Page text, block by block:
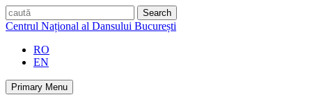
Skip
to
caută
Centrul Național al Dansului București
RO
EN
Primary Menu